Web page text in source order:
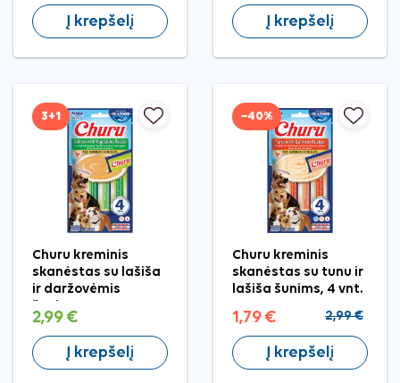
Į krepšelį
40 g
Į krepšelį
3+1
Churu kreminis
skanėstas su lašiša
ir daržovėmis
2,99 €
Į krepšelį
−40%
Churu kreminis
skanėstas su tunu ir
lašiša šunims, 4 vnt.
1,79 € 2,99 €
Į krepšelį